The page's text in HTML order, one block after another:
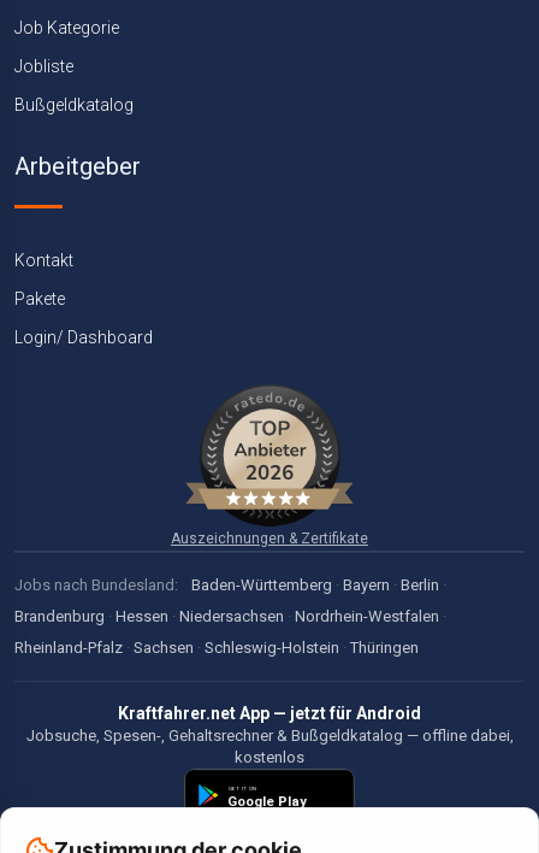
Job Kategorie
Jobliste
Bußgeldkatalog
Arbeitgeber
Kontakt
Pakete
Login/ Dashboard
Auszeichnungen & Zertifikate
Jobs nach Bundesland: Baden-Württemberg · Bayern · Berlin ·
Brandenburg · Hessen · Niedersachsen · Nordrhein-Westfalen ·
Rheinland-Pfalz · Sachsen · Schleswig-Holstein · Thüringen
Kraftfahrer.net App — jetzt für Android
Jobsuche, Spesen-, Gehaltsrechner & Bußgeldkatalog — offline dabei,
kostenlos